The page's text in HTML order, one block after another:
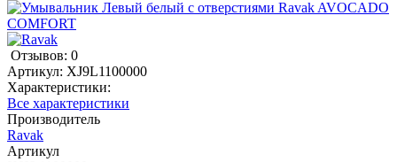
Отзывов: 0
Артикул: XJ9L1100000
Характеристики:
Все характеристики
Производитель
Ravak
Артикул